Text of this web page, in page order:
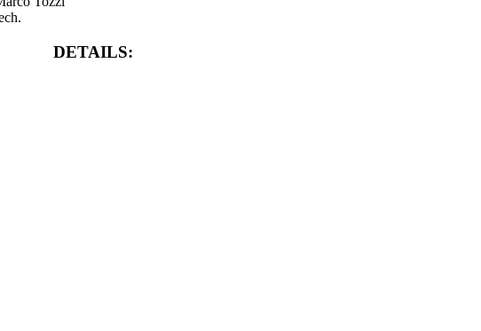
DETAILS: